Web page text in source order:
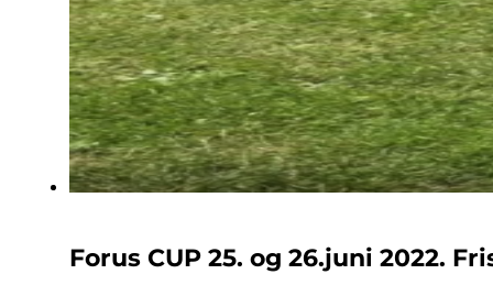
Forus CUP 25. og 26.juni 2022.